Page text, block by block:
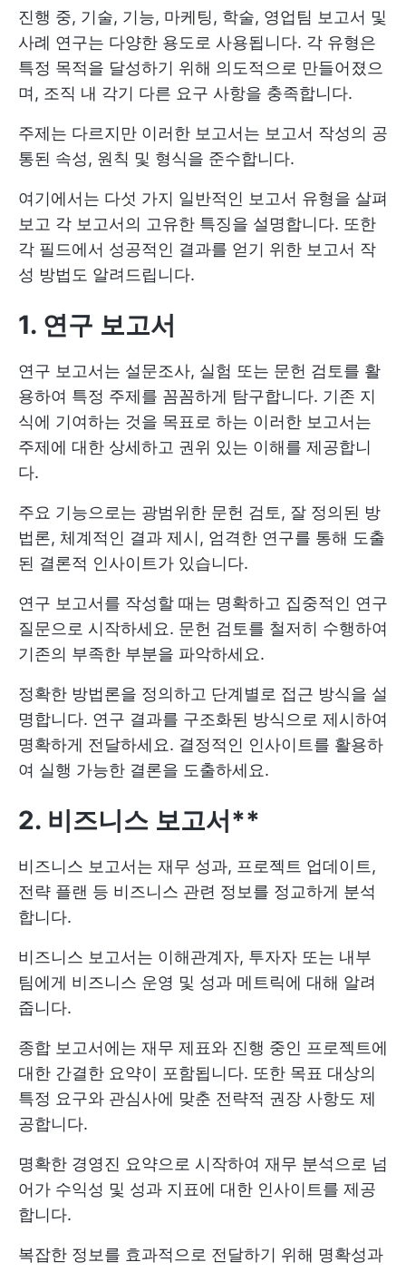
진행 중, 기술, 기능, 마케팅, 학술, 영업팀 보고서 및
사례 연구는 다양한 용도로 사용됩니다. 각 유형은
특정 목적을 달성하기 위해 의도적으로 만들어졌으
며, 조직 내 각기 다른 요구 사항을 충족합니다.
주제는 다르지만 이러한 보고서는 보고서 작성의 공
통된 속성, 원칙 및 형식을 준수합니다.
여기에서는 다섯 가지 일반적인 보고서 유형을 살펴
보고 각 보고서의 고유한 특징을 설명합니다. 또한
각 필드에서 성공적인 결과를 얻기 위한 보고서 작
성 방법도 알려드립니다.
1. 연구 보고서
연구 보고서는 설문조사, 실험 또는 문헌 검토를 활
용하여 특정 주제를 꼼꼼하게 탐구합니다. 기존 지
식에 기여하는 것을 목표로 하는 이러한 보고서는
주제에 대한 상세하고 권위 있는 이해를 제공합니
다.
주요 기능으로는 광범위한 문헌 검토, 잘 정의된 방
법론, 체계적인 결과 제시, 엄격한 연구를 통해 도출
된 결론적 인사이트가 있습니다.
연구 보고서를 작성할 때는 명확하고 집중적인 연구
질문으로 시작하세요. 문헌 검토를 철저히 수행하여
기존의 부족한 부분을 파악하세요.
정확한 방법론을 정의하고 단계별로 접근 방식을 설
명합니다. 연구 결과를 구조화된 방식으로 제시하여
명확하게 전달하세요. 결정적인 인사이트를 활용하
여 실행 가능한 결론을 도출하세요.
2. 비즈니스 보고서**
비즈니스 보고서는 재무 성과, 프로젝트 업데이트,
전략 플랜 등 비즈니스 관련 정보를 정교하게 분석
합니다.
비즈니스 보고서는 이해관계자, 투자자 또는 내부
팀에게 비즈니스 운영 및 성과 메트릭에 대해 알려
줍니다.
종합 보고서에는 재무 제표와 진행 중인 프로젝트에
대한 간결한 요약이 포함됩니다. 또한 목표 대상의
특정 요구와 관심사에 맞춘 전략적 권장 사항도 제
공합니다.
명확한 경영진 요약으로 시작하여 재무 분석으로 넘
어가 수익성 및 성과 지표에 대한 인사이트를 제공
합니다.
복잡한 정보를 효과적으로 전달하기 위해 명확성과